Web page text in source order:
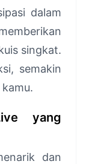
dalam
singkat.
semakin
yang
dan